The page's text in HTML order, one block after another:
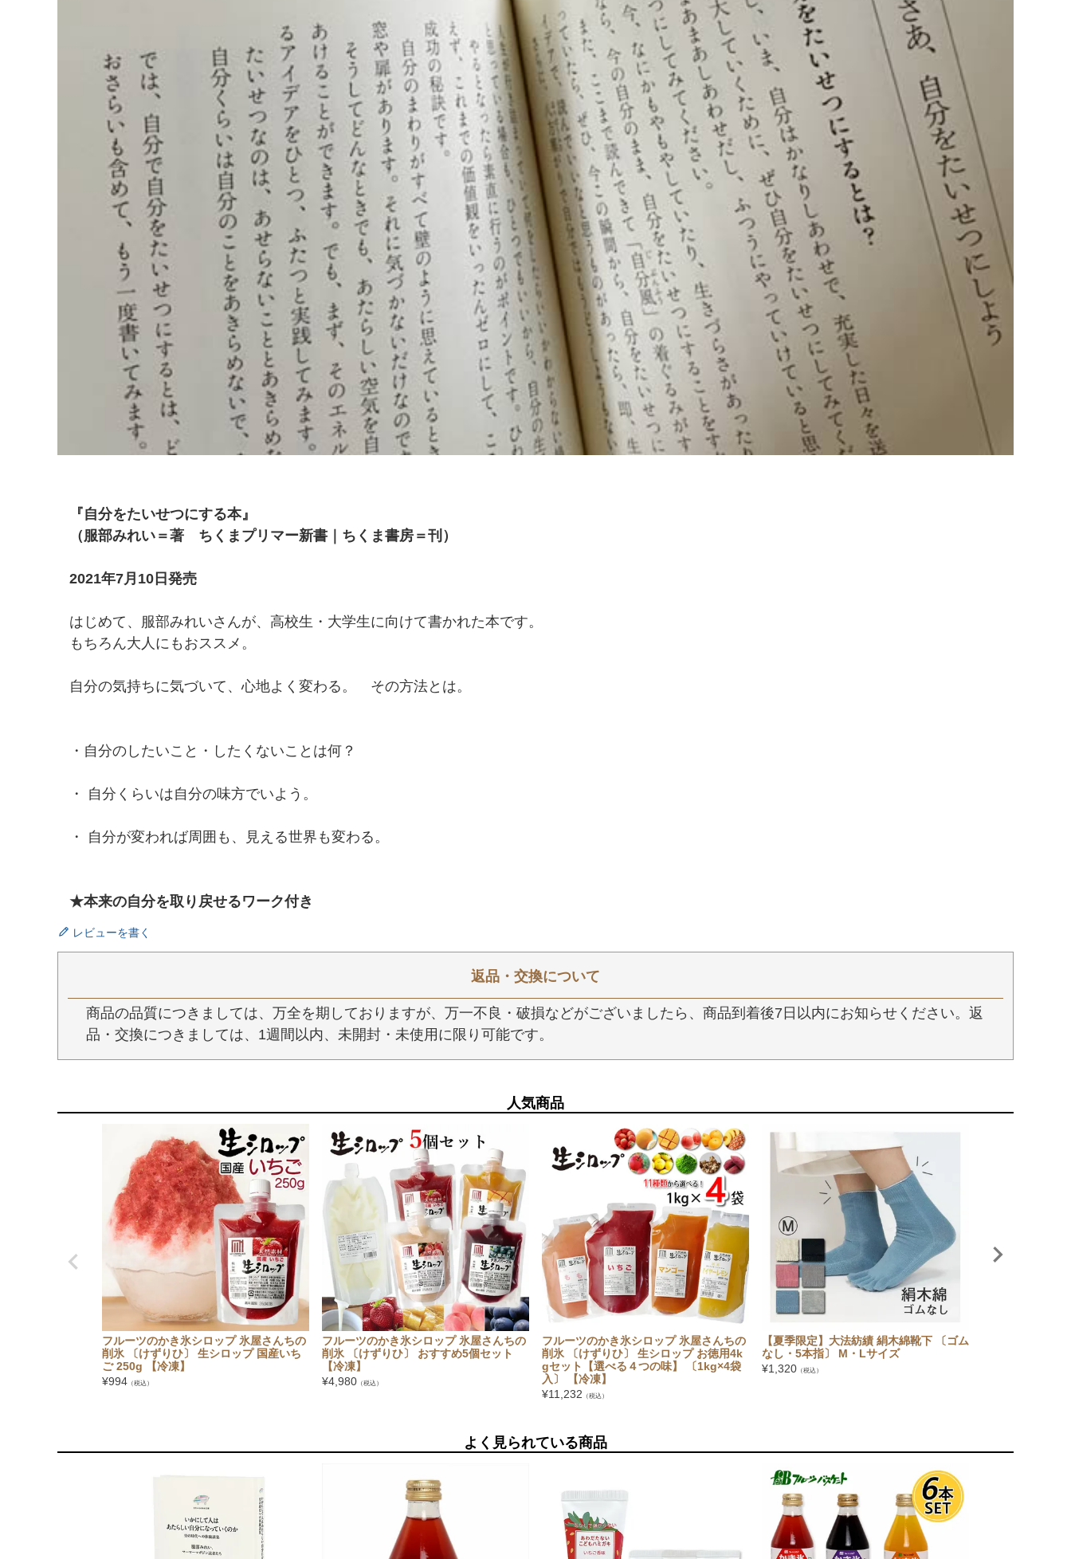
『自分をたいせつにする本』
（服部みれい＝著 ちくまプリマー新書｜ちくま書房＝刊）
2021年7月10日発売
はじめて、服部みれいさんが、高校生・大学生に向けて書かれた本です。
もちろん大人にもおススメ。
自分の気持ちに気づいて、心地よく変わる。 その方法とは。
・自分のしたいこと・したくないことは何？
・ 自分くらいは自分の味方でいよう。
・ 自分が変われば周囲も、見える世界も変わる。
★本来の自分を取り戻せるワーク付き
レビューを書く
返品・交換について
商品の品質につきましては、万全を期しておりますが、万一不良・破損などがございましたら、商品到着後7日以内にお知らせください。返
品・交換につきましては、1週間以内、未開封・未使用に限り可能です。
人気商品
フルーツのかき氷シロップ 氷屋さんちの
削氷 〔けずりひ〕 生シロップ 国産いち
ご 250g 【冷凍】
¥994 （税込）
フルーツのかき氷シロップ 氷屋さんちの
削氷 〔けずりひ〕 おすすめ5個セット
【冷凍】
¥4,980 （税込）
フルーツのかき氷シロップ 氷屋さんちの
削氷 〔けずりひ〕 生シロップ お徳用4k
gセット【選べる４つの味】 〔1kg×4袋
入〕 【冷凍】
¥11,232 （税込）
【夏季限定】大法紡績 絹木綿靴下 〔ゴム
なし・5本指〕 M・Lサイズ
¥1,320 （税込）
よく見られている商品